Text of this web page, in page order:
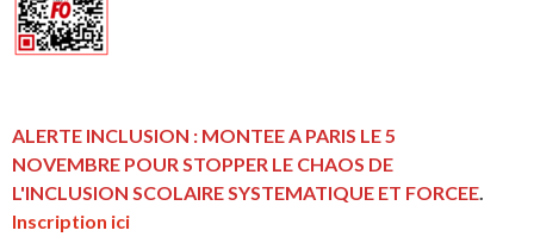
ALERTE INCLUSION : MONTEE A PARIS LE 5
NOVEMBRE POUR STOPPER LE CHAOS DE
L'INCLUSION SCOLAIRE SYSTEMATIQUE ET FORCEE
Inscription ici